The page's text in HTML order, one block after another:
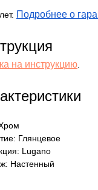
Подробнее о
на инструкцию.
Глянцевое
Lugano
Настенный